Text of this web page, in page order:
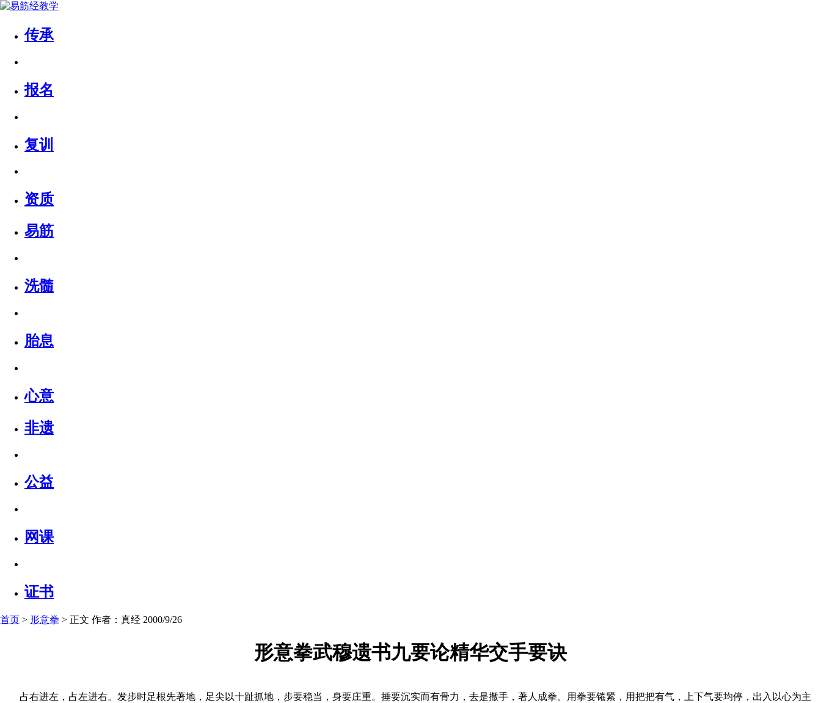
传承
报名
复训
资质
易筋
洗髓
胎息
心意
非遗
公益
网课
证书
首页 > 形意拳 > 正文 作者：真经 2000/9/26
形意拳武穆遗书九要论精华交手要诀
占右进左，占左进右。发步时足根先著地，足尖以十趾抓地，步要稳当，身要庄重。捶要沉实而有骨力，去是撒手，著人成拳。用拳要锩紧，用把把有气，上下气要均停，出入以心为主